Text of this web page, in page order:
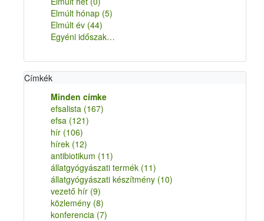
Elmúlt hónap (5)
Elmúlt év (44)
Egyéni időszak…
Címkék
Minden címke
efsalista (167)
efsa (121)
hír (106)
hírek (12)
antibiotikum (11)
állatgyógyászati termék (11)
állatgyógyászati készítmény (10)
vezető hír (9)
közlemény (8)
konferencia (7)